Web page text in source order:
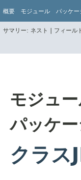
概要 モジュール パッケー
サマリー: ネスト | フィール
モジュ
パッケ
クラ